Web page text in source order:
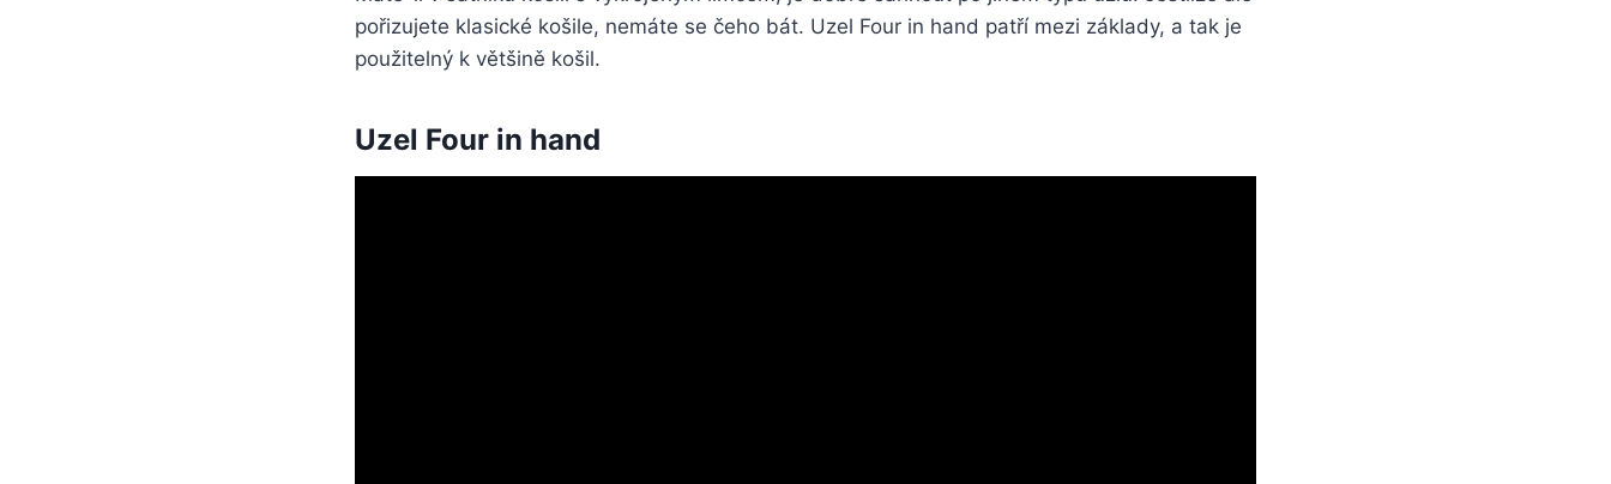
pořizujete klasické košile, nemáte se čeho bát. Uzel Four in hand patří mezi základy, a tak je
použitelný k většině košil.
Uzel Four in hand